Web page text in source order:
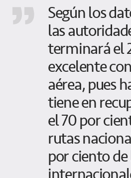
Según los
las
terminará el
excelente
aérea, pues
tiene en
el 70 por
rutas
por ciento